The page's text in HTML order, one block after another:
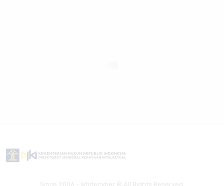
Since 2006 - Whitecyber ® All Rights Reserved.